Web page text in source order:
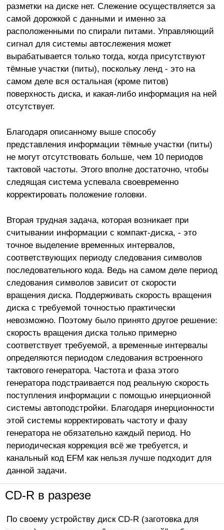
разметки на диске нет. Слежение осуществляется за
самой дорожкой с данными и именно за
расположенными по спирали питами. Управляющий
сигнал для системы автослежения может
вырабатывается только тогда, когда присутствуют
тёмные участки (питы), поскольку ленд - это на
самом деле вся остальная (кроме питов)
поверхность диска, и какая-либо информация на ней
отсутствует.
Благодаря описанному выше способу
представления информации тёмные участки (питы)
не могут отсутствовать больше, чем 10 периодов
тактовой частоты. Этого вполне достаточно, чтобы
следящая система успевала своевременно
корректировать положение головки.
Вторая трудная задача, которая возникает при
считывании информации с компакт-диска, - это
точное выделение временных интервалов,
соответствующих периоду следования символов
последовательного кода. Ведь на самом деле период
следования символов зависит от скорости
вращения диска. Поддерживать скорость вращения
диска с требуемой точностью практически
невозможно. Поэтому было принято другое решение:
скорость вращения диска только примерно
соответствует требуемой, а временные интервалы
определяются периодом следования встроенного
тактового генератора. Частота и фаза этого
генератора подстраивается под реальную скорость
поступления информации с помощью инерционной
системы автоподстройки. Благодаря инерционности
этой системы корректировать частоту и фазу
генератора не обязательно каждый период. Но
периодическая коррекция всё же требуется, и
канальный код EFM как нельзя лучше подходит для
данной задачи.
CD-R в разрезе
По своему устройству диск CD-R (заготовка для